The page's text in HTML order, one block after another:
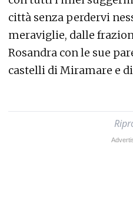
città senza perdervi
meraviglie, dalle
Rosandra con le sue
castelli di Miramare e